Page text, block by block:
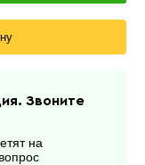
Звоните
на